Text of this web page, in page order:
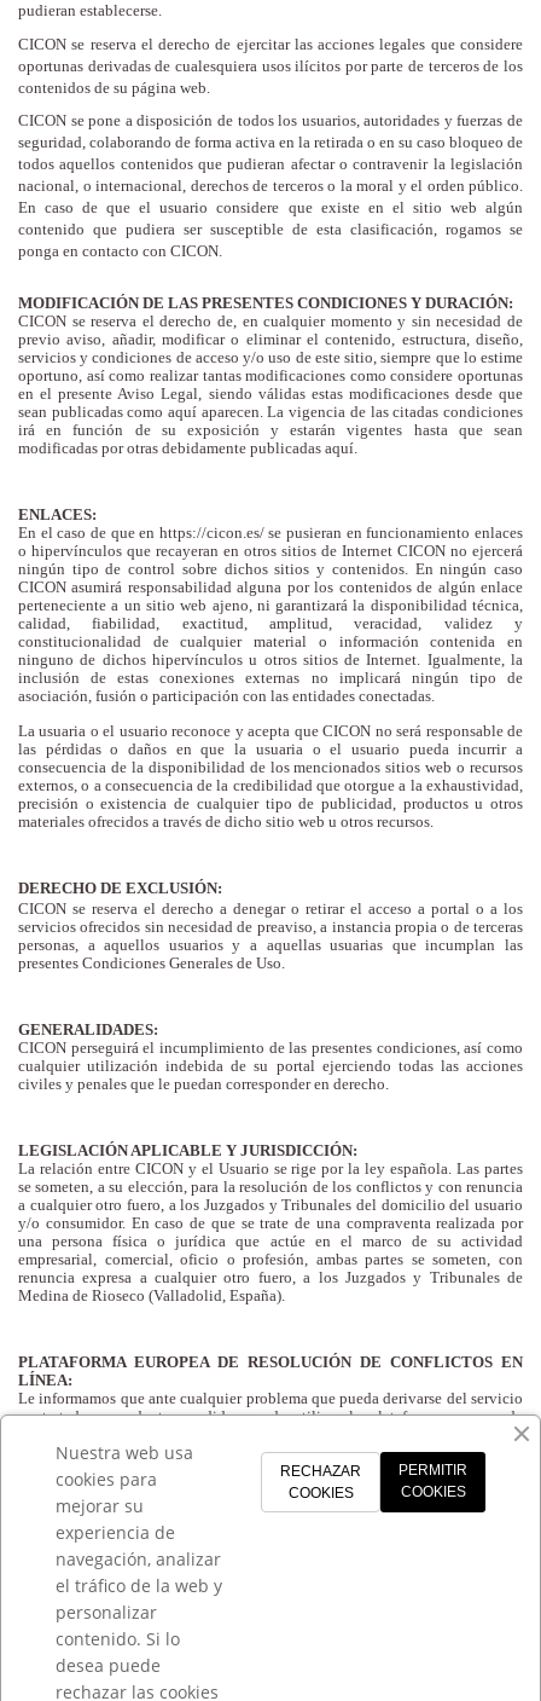
pudieran establecerse.
CICON se reserva el derecho de ejercitar las acciones legales que considere
oportunas derivadas de cualesquiera usos ilícitos por parte de terceros de los
contenidos de su página web.
CICON se pone a disposición de todos los usuarios, autoridades y fuerzas de
seguridad, colaborando de forma activa en la retirada o en su caso bloqueo de
todos aquellos contenidos que pudieran afectar o contravenir la legislación
nacional, o internacional, derechos de terceros o la moral y el orden público.
En caso de que el usuario considere que existe en el sitio web algún
contenido que pudiera ser susceptible de esta clasificación, rogamos se
ponga en contacto con CICON.
MODIFICACIÓN DE LAS PRESENTES CONDICIONES Y DURACIÓN:
CICON se reserva el derecho de, en cualquier momento y sin necesidad de
previo aviso, añadir, modificar o eliminar el contenido, estructura, diseño,
servicios y condiciones de acceso y/o uso de este sitio, siempre que lo estime
oportuno, así como realizar tantas modificaciones como considere oportunas
en el presente Aviso Legal, siendo válidas estas modificaciones desde que
sean publicadas como aquí aparecen. La vigencia de las citadas condiciones
irá en función de su exposición y estarán vigentes hasta que sean
modificadas por otras debidamente publicadas aquí.
ENLACES:
En el caso de que en https://cicon.es/ se pusieran en funcionamiento enlaces
o hipervínculos que recayeran en otros sitios de Internet CICON no ejercerá
ningún tipo de control sobre dichos sitios y contenidos. En ningún caso
CICON asumirá responsabilidad alguna por los contenidos de algún enlace
perteneciente a un sitio web ajeno, ni garantizará la disponibilidad técnica,
calidad, fiabilidad, exactitud, amplitud, veracidad, validez y
constitucionalidad de cualquier material o información contenida en
ninguno de dichos hipervínculos u otros sitios de Internet. Igualmente, la
inclusión de estas conexiones externas no implicará ningún tipo de
asociación, fusión o participación con las entidades conectadas.
La usuaria o el usuario reconoce y acepta que CICON no será responsable de
las pérdidas o daños en que la usuaria o el usuario pueda incurrir a
consecuencia de la disponibilidad de los mencionados sitios web o recursos
externos, o a consecuencia de la credibilidad que otorgue a la exhaustividad,
precisión o existencia de cualquier tipo de publicidad, productos u otros
materiales ofrecidos a través de dicho sitio web u otros recursos.
DERECHO DE EXCLUSIÓN:
CICON se reserva el derecho a denegar o retirar el acceso a portal o a los
servicios ofrecidos sin necesidad de preaviso, a instancia propia o de terceras
personas, a aquellos usuarios y a aquellas usuarias que incumplan las
presentes Condiciones Generales de Uso.
GENERALIDADES:
CICON perseguirá el incumplimiento de las presentes condiciones, así como
cualquier utilización indebida de su portal ejerciendo todas las acciones
civiles y penales que le puedan corresponder en derecho.
LEGISLACIÓN APLICABLE Y JURISDICCIÓN:
La relación entre CICON y el Usuario se rige por la ley española. Las partes
se someten, a su elección, para la resolución de los conflictos y con renuncia
a cualquier otro fuero, a los Juzgados y Tribunales del domicilio del usuario
y/o consumidor. En caso de que se trate de una compraventa realizada por
una persona física o jurídica que actúe en el marco de su actividad
empresarial, comercial, oficio o profesión, ambas partes se someten, con
renuncia expresa a cualquier otro fuero, a los Juzgados y Tribunales de
Medina de Rioseco (Valladolid, España).
PLATAFORMA EUROPEA DE RESOLUCIÓN DE CONFLICTOS EN
LÍNEA:
Le informamos que ante cualquier problema que pueda derivarse del servicio
contratado o producto vendido, puede utilizar la plataforma europea de
Resolución de litigios en línea |
Comisión Europea (europa.eu)
CICON
INFORMACIÓN
Síguenos
Nuestra web usa
cookies para
mejorar su
experiencia de
navegación, analizar
el tráfico de la web y
personalizar
contenido. Si lo
desea puede
rechazar las cookies
PERMITIR
COOKIES
RECHAZAR
COOKIES